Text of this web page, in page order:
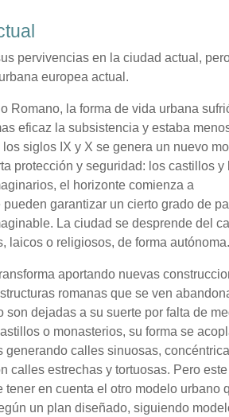
pervivencias en la ciudad actual,
europea actual.
Romano, la forma de vida urbana
eficaz la subsistencia y estaba
siglos IX y X se genera un nuevo
protección y seguridad: los castillos y
el horizonte comienza a
garantizar un cierto grado de
La ciudad se desprende del
laicos o religiosos, de forma autónoma.
aportando nuevas
romanas que se ven
dejadas a su suerte por falta de
o monasterios, su forma se
generando calles sinuosas,
calles estrechas y tortuosas. Pero este
en cuenta el otro modelo urbano
un plan diseñado, siguiendo